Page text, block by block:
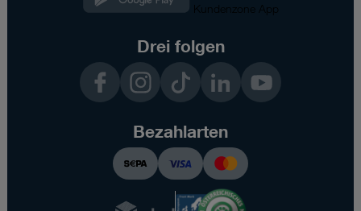
Kundenzone App
Drei folgen
InstagramTikTok LinkedIn YouTube
Bezahlarten